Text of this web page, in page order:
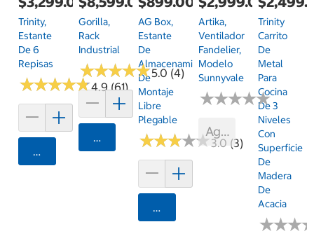
Trinity,
Estante
De 6
Repisas
★★★★★
★★★★★4.9 (61)
Agregar
Gorilla,
Rack
Industrial
★★★★★
★★★★★5.0 (4)
Agregar
AG Box,
Estante
De
Almacenamiento
De
Montaje
Libre
Plegable
★★★★★
★★★★★3.0 (3)
Agregar
Artika,
Ventilador
Fandelier,
Modelo
Sunnyvale
★★★★★
★★★★★
Agotado
Trinity
Carrito
De
Metal
Para
Cocina
De 3
Niveles
Con
Superficie
De
Madera
De
Acacia
★★★
★★★